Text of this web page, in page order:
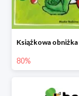
80%